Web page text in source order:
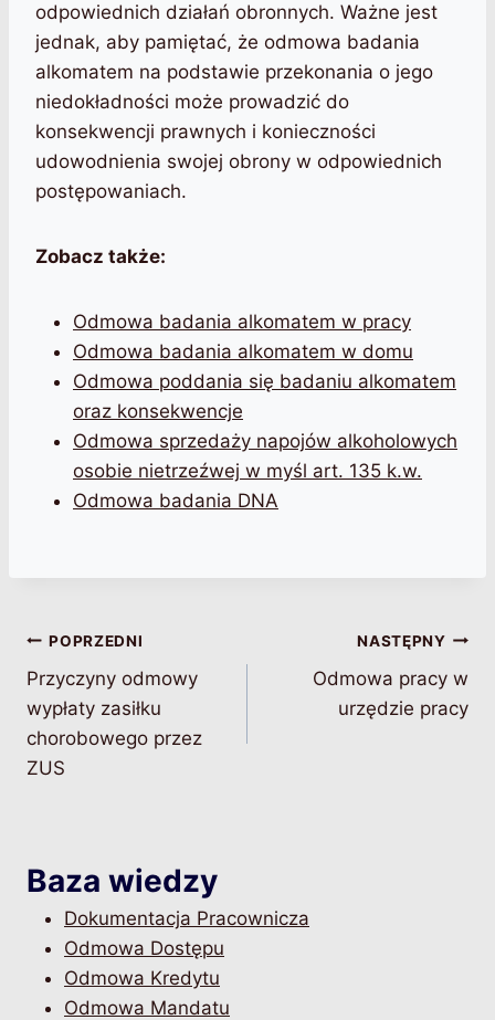
odpowiednich działań obronnych. Ważne jest
jednak, aby pamiętać, że odmowa badania
alkomatem na podstawie przekonania o jego
niedokładności może prowadzić do
konsekwencji prawnych i konieczności
udowodnienia swojej obrony w odpowiednich
postępowaniach.
Zobacz także:
Odmowa badania alkomatem w pracy
Odmowa badania alkomatem w domu
Odmowa poddania się badaniu alkomatem
oraz konsekwencje
Odmowa sprzedaży napojów alkoholowych
osobie nietrzeźwej w myśl art. 135 k.w.
Odmowa badania DNA
Nawigacja
wpisu
POPRZEDNI
Przyczyny odmowy
wypłaty zasiłku
chorobowego przez
ZUS
NASTĘPNY
Odmowa pracy w
urzędzie pracy
Baza wiedzy
Dokumentacja Pracownicza
Odmowa Dostępu
Odmowa Kredytu
Odmowa Mandatu